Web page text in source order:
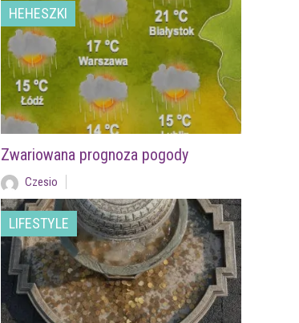
HEHESZKI
Zwariowana prognoza pogody
Czesio
LIFESTYLE